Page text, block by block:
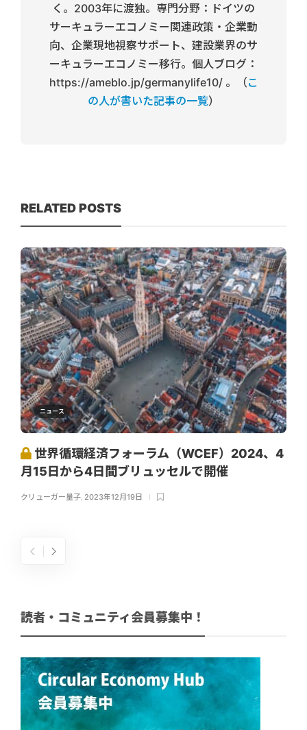
く。2003年に渡独。専門分野：ドイツの
サーキュラーエコノミー関連政策・企業動
向、企業現地視察サポート、建設業界のサ
ーキュラーエコノミー移行。個人ブログ：
https://ameblo.jp/germanylife10/ 。（こ
の人が書いた記事の一覧）
RELATED POSTS
ニュース
世界循環経済フォーラム（WCEF）2024、4
月15日から4日間ブリュッセルで開催
クリューガー量子, 2023年12月19日
読者・コミュニティ会員募集中！